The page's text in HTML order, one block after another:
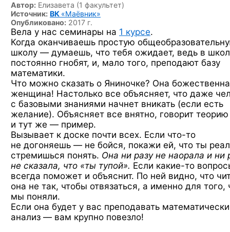
Автор: Елизавета (1 факультет)
Источник: ВК «Маёвник»
Опубликовано: 2017 г.
Вела у нас семинары на 1 курсе.
Когда оканчиваешь простую
школу — думаешь, что тебя ожидает, ведь в
постоянно гнобят, и, мало того, преподают базу
математики.
Что можно сказать о Яниночке? Она
женщина! Настолько все объясняет, что даже
с базовыми знаниями начнет вникать (если есть
желание). Объясняет все внятно, говорит теорию
и тут же — пример.
Вызывает к доске почти всех. Если что-то
не догоняешь — не бойся, покажи ей, что ты
стремишься понять. Она ни разу не наорала и ни
не сказала, что «ты тупой». Если какие-то
всегда поможет и объяснит. По ней видно, что
она не так, чтобы отвязаться, а именно для того,
мы поняли.
Если она будет у вас преподавать
анализ — вам крупно повезло!